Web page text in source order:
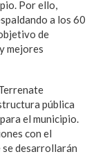
Por ello,
a los 60
de
mejores
pública
el municipio.
con el
desarrollarán